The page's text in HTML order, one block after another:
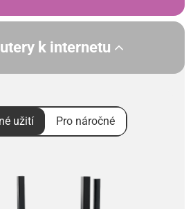
k internetu
užití Pro náročné